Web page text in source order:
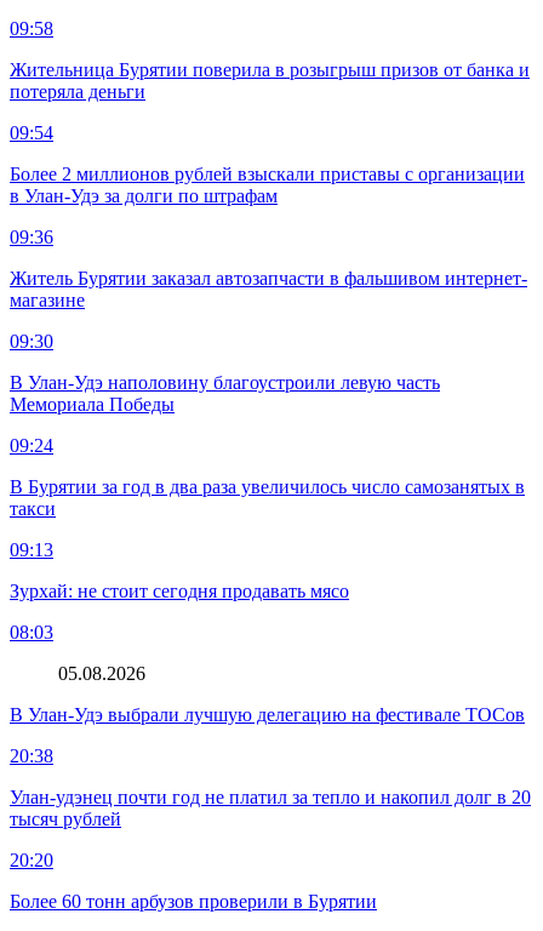
09:58
Жительница Бурятии поверила в розыгрыш призов от банка и
потеряла деньги
09:54
Более 2 миллионов рублей взыскали приставы с организации
в Улан-Удэ за долги по штрафам
09:36
Житель Бурятии заказал автозапчасти в фальшивом интернет-
магазине
09:30
В Улан-Удэ наполовину благоустроили левую часть
Мемориала Победы
09:24
В Бурятии за год в два раза увеличилось число самозанятых в
такси
09:13
Зурхай: не стоит сегодня продавать мясо
08:03
05.08.2026
В Улан-Удэ выбрали лучшую делегацию на фестивале ТОСов
20:38
Улан-удэнец почти год не платил за тепло и накопил долг в 20
тысяч рублей
20:20
Более 60 тонн арбузов проверили в Бурятии